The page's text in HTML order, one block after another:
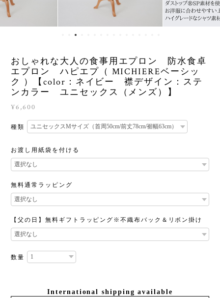
おしゃれな大人の食事用エプロン 防水食卓
エプロン ハピエプ（ MICHIEREベーシッ
ク ）【color：ネイビー 襟デザイン：ステ
ンカラー ユニセックス（メンズ）】
¥6,600
種類
お渡し用紙袋を付ける
無料通常ラッピング
【父の日】無料ギフトラッピング※不織布バック＆リボン掛け
数量
International shipping available